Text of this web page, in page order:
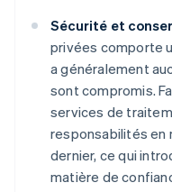
Sécurité et
privées comporte
a généralement
sont compromis.
services de
responsabilités en
dernier, ce qui
matière de